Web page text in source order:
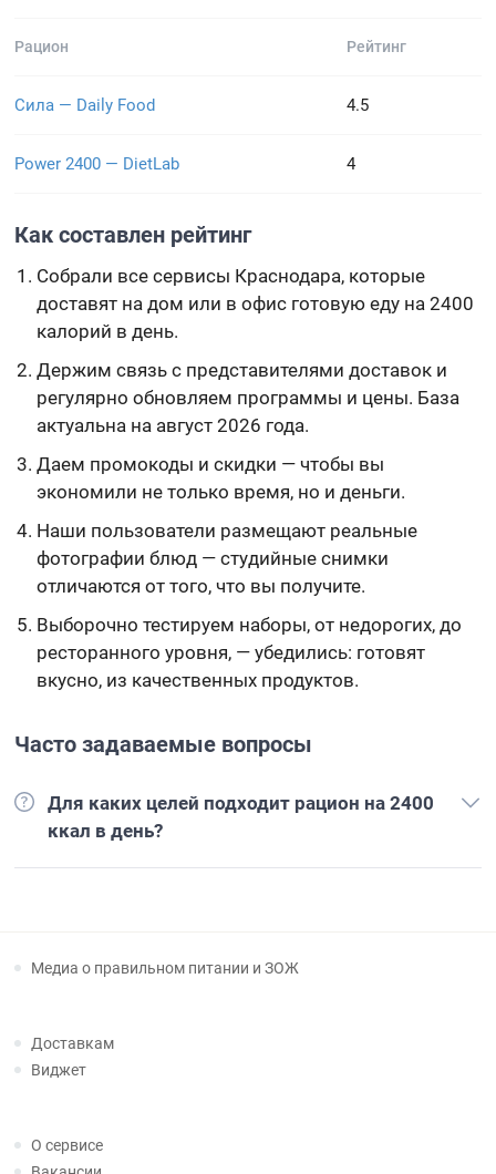
Рацион Рейтинг
Сила — Daily Food 4.5
Power 2400 — DietLab 4
Как составлен рейтинг
Собрали все сервисы Краснодара, которые
доставят на дом или в офис готовую еду на 2400
калорий в день.
Держим связь с представителями доставок и
регулярно обновляем программы и цены. База
актуальна на август 2026 года.
Даем промокоды и скидки — чтобы вы
экономили не только время, но и деньги.
Наши пользователи размещают реальные
фотографии блюд — студийные снимки
отличаются от того, что вы получите.
Выборочно тестируем наборы, от недорогих, до
ресторанного уровня, — убедились: готовят
вкусно, из качественных продуктов.
Часто задаваемые вопросы
Для каких целей подходит рацион на 2400
ккал в день?
Медиа о правильном питании и ЗОЖ
Доставкам
Виджет
О сервисе